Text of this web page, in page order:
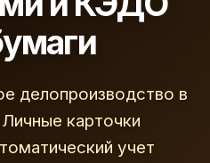
делопроизводство в
карточки
учет